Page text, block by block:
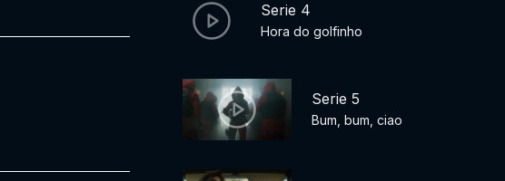
Serie 4
Hora do golfinho
Serie 5
Bum, bum, ciao